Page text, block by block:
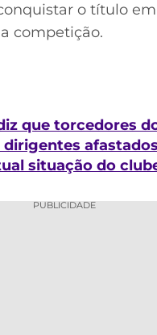
o título em
competição.
que torcedores
dirigentes afastados
situação do
PUBLICIDADE